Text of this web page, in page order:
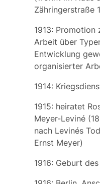
Zähringerstraße
1913: Promotion
Arbeit über
Entwicklung
organisierter
1914:
1915: heiratet
Meyer-Leviné
nach Levinés
Ernst Meyer)
1916: Geburt